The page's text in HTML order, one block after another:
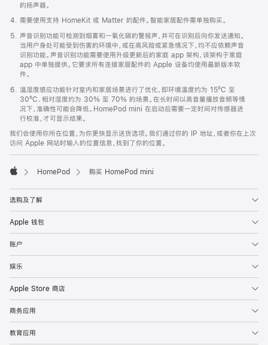
的扬声器。
需要使用支持 HomeKit 或 Matter 的配件。智能家居配件需单独购买。
声音识别功能可检测到烟雾和一氧化碳的警报声，并可在识别后向你发送通知。
当用户身处可能受到伤害的环境中，或在高风险或紧急情况下，均不应依赖声音
识别功能。声音识别功能需要使用升级更新后的家庭 app 架构，该架构于家庭
app 中单独提供。它要求所有连接家居配件的 Apple 设备均使用最新版本软
件。
温湿度感应功能针对室内和家居场景进行了优化，即环境温度约为 15ºC 至
30ºC、相对湿度约为 30% 至 70% 的场景。在长时间以高音量播放音频等情
况下，准确性可能会降低。HomePod mini 在启动后需要一定时间对传感器进
行校准，才可显示结果。
我们会使用你所在位置，为你更快显示送货选项。我们通过你的 IP 地址，或者你在上次
访问 Apple 网站时输入的位置信息，找到了你的位置。
HomePod 购买 HomePod mini
选购及了解
Apple 钱包
账户
娱乐
Apple Store 商店
商务应用
教育应用